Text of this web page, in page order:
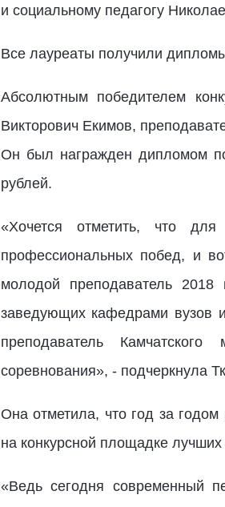
и социальному педагогу
Все лауреаты получили
Абсолютным победителем
Викторович Екимов,
Он был награжден дипломом
рублей.
«Хочется отметить, что
профессиональных побед, и
молодой преподаватель
заведующих кафедрами вузов
преподаватель
соревнования», - подчеркнула
Она отметила, что год за годом
на конкурсной площадке
«Ведь сегодня современный